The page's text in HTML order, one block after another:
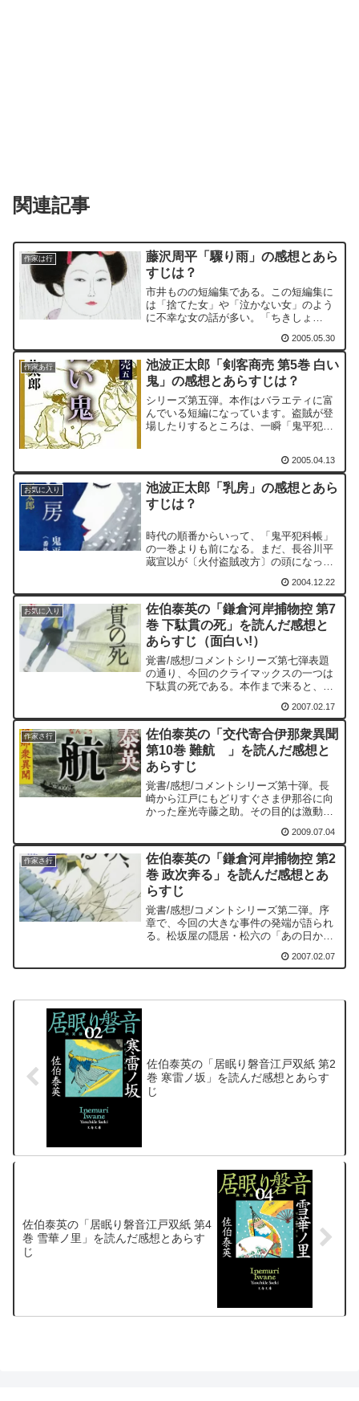
関連記事
作家は行
藤沢周平「驟り雨」の感想とあら
すじは？
市井ものの短編集である。この短編集に
は「捨てた女」や「泣かない女」のよう
に不幸な女の話が多い。「ちきしょ
の後味決して良くはないのだが、悪くは
ない。後味の良し悪しよりも、別の感覚
として、寂寥とした印象を受けた。
2005.05.30
作家あ行
池波正太郎「剣客商売 第5巻 白い
鬼」の感想とあらすじは？
シリーズ第五弾。本作はバラエティに富
んでいる短編になっています。盗賊が登
場したりするところは、一瞬「鬼平犯科
の屋敷内での不祥事...など盛りだくさん
です。また、本作で見...
2005.04.13
お気に入り
池波正太郎「乳房」の感想とあら
すじは？
時代の順番からいって、「鬼平犯科帳」
の一巻よりも前になる。まだ、長谷川平
蔵宣以が〔火付盗賊改方〕の頭になって
〔火付盗賊改方〕の頭になった後までの
期間を書いている。
2004.12.22
お気に入り
佐伯泰英の「鎌倉河岸捕物控 第7
巻 下駄貫の死」を読んだ感想と
あらすじ（面白い!）
覚書/感想/コメントシリーズ第七弾表題
の通り、今回のクライマックスの一つは
下駄貫の死である。本作まで来ると、下
何のために松坂屋から引き抜かれたかを
知っている。だが、下駄貫はこれを頭で
は理解しつつも、心情的...
2007.02.17
作家さ行
佐伯泰英の「交代寄合伊那衆異聞
第10巻 難航 」を読んだ感想と
あらすじ
覚書/感想/コメントシリーズ第十弾。長
崎から江戸にもどりすぐさま伊那谷に向
かった座光寺藤之助。その目的は激動の
ことである。まずは、藤之助が経験して
きたことを伝えなければならない。だ
が、時勢は余裕を与えては...
2009.07.04
作家さ行
佐伯泰英の「鎌倉河岸捕物控 第2
巻 政次奔る」を読んだ感想とあ
らすじ
覚書/感想/コメントシリーズ第二弾。序
章で、今回の大きな事件の発端が語られ
る。松坂屋の隠居・松六の「あの日から
か」。これが何を意味するのか？このシ
2007.02.07
佐伯泰英の「居眠り磐音江戸双紙 第2
巻 寒雷ノ坂」を読んだ感想とあらす
じ
佐伯泰英の「居眠り磐音江戸双紙 第4
巻 雪華ノ里」を読んだ感想とあらす
じ